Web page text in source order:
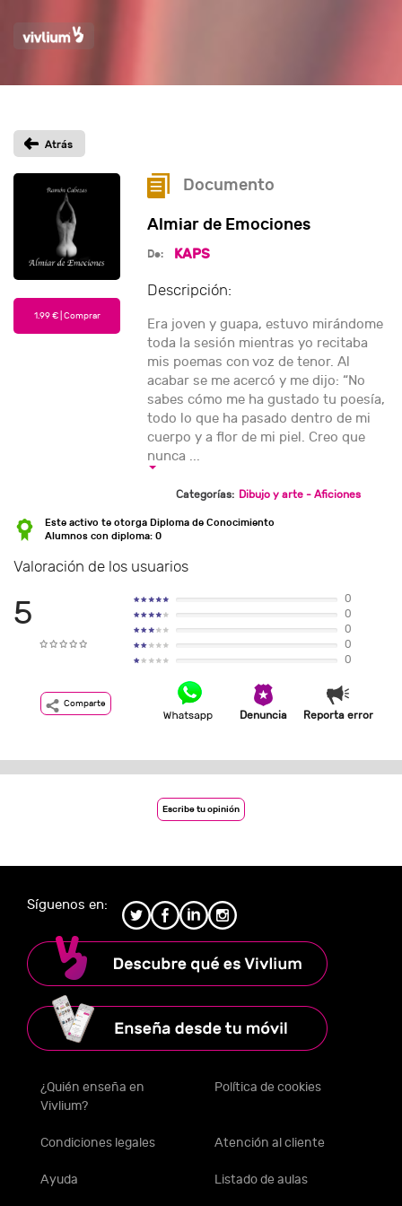
Documento
Almiar de Emociones
De: KAPS
Descripción:
Era joven y guapa, estuvo mirándome
toda la sesión mientras yo recitaba
mis poemas con voz de tenor. Al
acabar se me acercó y me dijo: “No
sabes cómo me ha gustado tu poesía,
todo lo que ha pasado dentro de mi
cuerpo y a flor de mi piel. Creo que
nunca ...
Categorías: Dibujo y arte - Aficiones
Este activo te otorga Diploma de Conocimiento
Alumnos con diploma: 0
Valoración de los usuarios
5
0
0
0
0
0
Comparte
Denuncia Reporta error
Escribe tu opinión
Síguenos en:
¿Quién enseña en
Vivlium?
Política de cookies
Condiciones legales Atención al cliente
Ayuda Listado de aulas